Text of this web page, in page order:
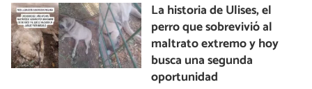
La historia de Ulises, el
perro que sobrevivió al
maltrato extremo y hoy
busca una segunda
oportunidad